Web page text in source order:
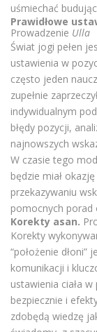
uśmiechać
Prawidłowe
Prowadzenie Ulla
Świat jogi pełen
ustawienia w
często jeden
zupełnie
indywidualnym
błędy pozycji,
najnowszych
W czasie tego
będzie miał
przekazywaniu
pomocnych porad
Korekty asan.
Korekty
“położenie
komunikacji i
ustawienia ciała
bezpiecznie i
zdobędą wiedzę